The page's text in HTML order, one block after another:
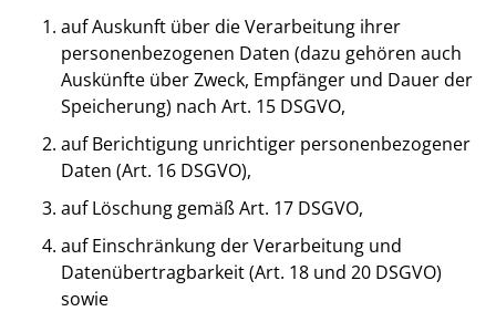
auf Auskunft über die Verarbeitung ihrer
personenbezogenen Daten (dazu gehören auch
Auskünfte über Zweck, Empfänger und Dauer der
Speicherung) nach Art. 15 DSGVO,
auf Berichtigung unrichtiger personenbezogener
Daten (Art. 16 DSGVO),
auf Löschung gemäß Art. 17 DSGVO,
auf Einschränkung der Verarbeitung und
Datenübertragbarkeit (Art. 18 und 20 DSGVO)
sowie